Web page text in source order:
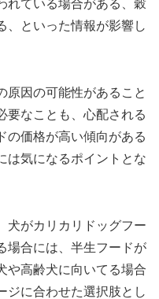
れている場合がある、穀
、といった情報が影響し
原因の可能性があること
要なことも、心配される
の価格が高い傾向がある
は気になるポイントとな
犬がカリカリドッグフー
場合には、半生フードが
や高齢犬に向いてる場合
ジに合わせた選択肢とし